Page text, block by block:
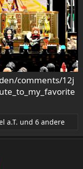
comments/12j
a.T. und 6 andere